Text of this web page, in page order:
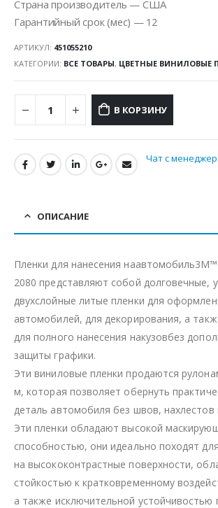
Страна производитель — США
Гарантийный срок (мес) — 12
АРТИКУЛ: 451055210
КАТЕГОРИИ: ВСЕ ТОВАРЫ, ЦВЕТНЫЕ ВИНИЛОВЫЕ
В КОРЗИНУ
Чат с
ОПИСАНИЕ
Пленки для нанесения
2080 представляют собой долговечные,
двухслойные литые пленки для
автомобилей, для декорирования, а
для полного нанесения накузовбез
защиты графики.
Эти виниловые пленки продаются
м, которая позволяет обернуть
деталь автомобиля без швов, нахлестов
Эти пленки обладают высокой
способностью, они идеально походят
на высококонтрастные поверхности,
стойкостью к кратковременному
а также исключительной устойчивостью